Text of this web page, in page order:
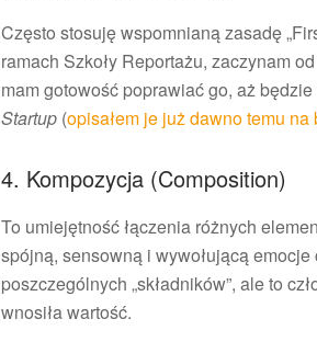
Często stosuję wspomnianą zasadę
ramach Szkoły Reportażu, zaczynam
mam gotowość poprawiać go, aż
Startup (opisałem je już dawno temu na
4. Kompozycja (Composition)
To umiejętność łączenia różnych
spójną, sensowną i wywołującą
poszczególnych „składników”, ale to
wnosiła wartość.